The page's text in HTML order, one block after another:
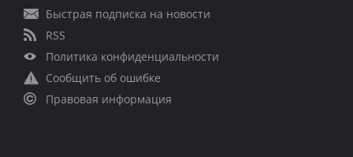
Быстрая подписка на новости
RSS
Политика конфиденциальности
Сообщить об ошибке
Правовая информация